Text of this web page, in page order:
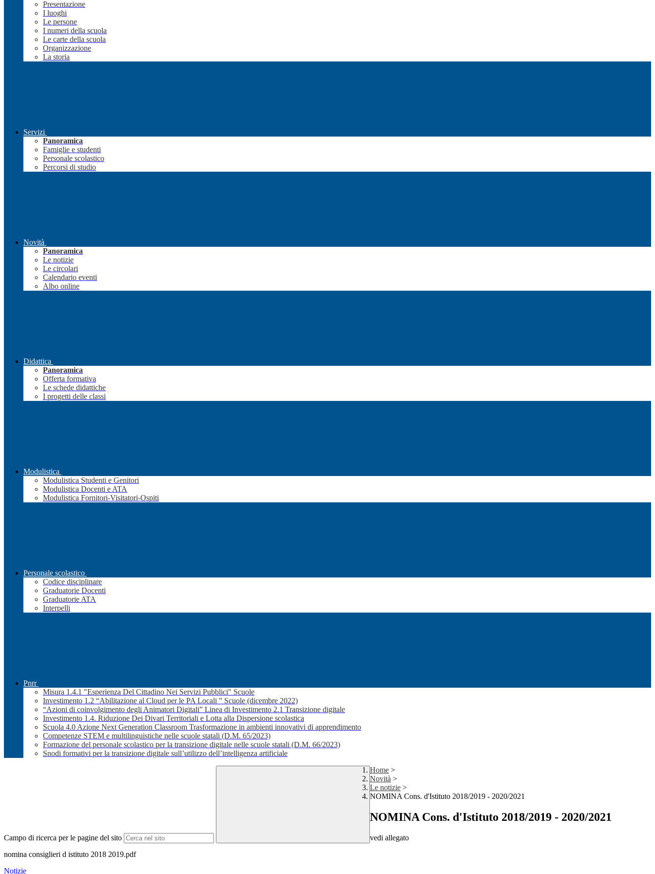
Presentazione
I luoghi
Le persone
I numeri della scuola
Le carte della scuola
Organizzazione
La storia
Servizi
Panoramica
Famiglie e studenti
Personale scolastico
Percorsi di studio
Novità
Panoramica
Le notizie
Le circolari
Calendario eventi
Albo online
Didattica
Panoramica
Offerta formativa
Le schede didattiche
I progetti delle classi
Modulistica
Modulistica Studenti e Genitori
Modulistica Docenti e ATA
Modulistica Fornitori-Visitatori-Ospiti
Personale scolastico
Codice disciplinare
Graduatorie Docenti
Graduatorie ATA
Interpelli
Pnrr
Misura 1.4.1 "Esperienza Del Cittadino Nei Servizi Pubblici" Scuole
Investimento 1.2 “Abilitazione al Cloud per le PA Locali ” Scuole (dicembre 2022)
“Azioni di coinvolgimento degli Animatori Digitali” Linea di Investimento 2.1 Transizione digitale
Investimento 1.4. Riduzione Dei Divari Territoriali e Lotta alla Dispersione scolastica
Scuola 4.0 Azione Next Generation Classroom Trasformazione in ambienti innovativi di apprendimento
Competenze STEM e multilinguistiche nelle scuole statali (D.M. 65/2023)
Formazione del personale scolastico per la transizione digitale nelle scuole statali (D.M. 66/2023)
Snodi formativi per la transizione digitale sull’utilizzo dell’intelligenza artificiale
Campo di ricerca per le pagine del sito
Home >
Novità >
Le notizie >
NOMINA Cons. d'Istituto 2018/2019 - 2020/2021
NOMINA Cons. d'Istituto 2018/2019 - 2020/2021
vedi allegato
nomina consiglieri d istituto 2018 2019.pdf
Notizie